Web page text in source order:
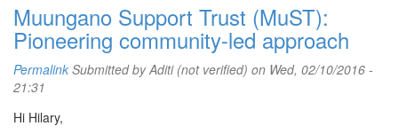
Muungano Support Trust (MuST):
Pioneering community-led approach
Permalink Submitted byAditi (not verified) on Wed, 02/10/2016 -
21:31
Hi Hilary,